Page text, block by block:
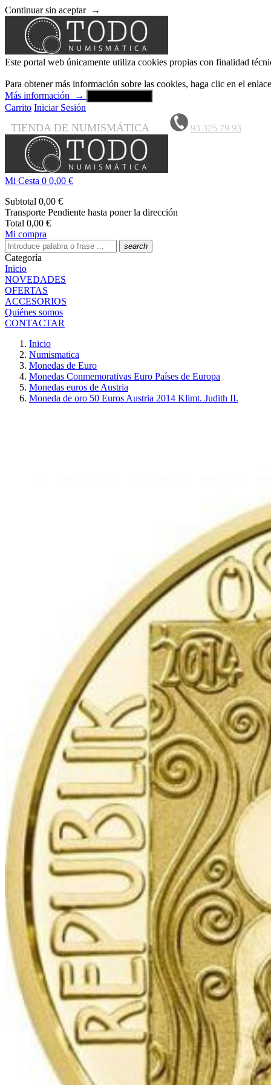
Continuar sin aceptar →
Este portal web únicamente utiliza cookies propias con finalidad
Para obtener más información sobre las cookies, haga clic en el
Más información
→
Carrito Iniciar Sesión
TIENDA DE NUMISMÁTICA 93 325 79 93
Mi Cesta 0 0,00 €
Subtotal 0,00 €
Transporte Pendiente hasta poner la dirección
Total 0,00 €
Mi compra
search
Categoría
Inicio
NOVEDADES
OFERTAS
ACCESORIOS
Quiénes somos
CONTACTAR
Inicio
Numismatica
Monedas de Euro
Monedas Conmemorativas Euro Países de Europa
Monedas euros de Austria
Moneda de oro 50 Euros Austria 2014 Klimt. Judith II.